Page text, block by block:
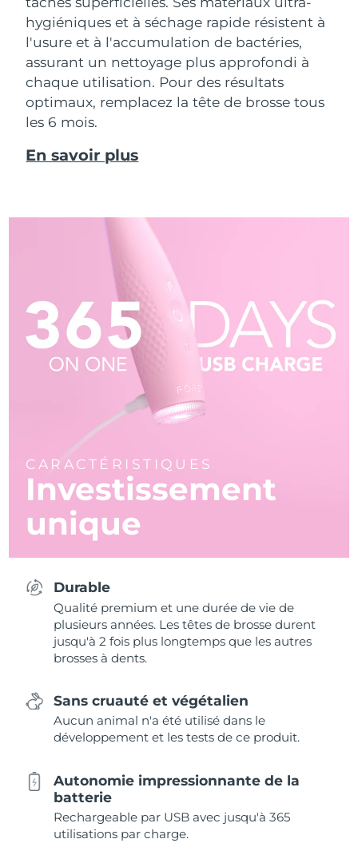
hygiéniques et à séchage rapide résistent à
l'usure et à l'accumulation de bactéries,
assurant un nettoyage plus approfondi à
chaque utilisation. Pour des résultats
optimaux, remplacez la tête de brosse tous
les 6 mois.
En savoir plus
CARACTÉRISTIQUES
Investissement
unique
Durable
Qualité premium et une durée de vie de
plusieurs années. Les têtes de brosse durent
jusqu'à 2 fois plus longtemps que les autres
brosses à dents.
Sans cruauté et végétalien
Aucun animal n'a été utilisé dans le
développement et les tests de ce produit.
Autonomie impressionnante de la
batterie
Rechargeable par USB avec jusqu'à 365
utilisations par charge.